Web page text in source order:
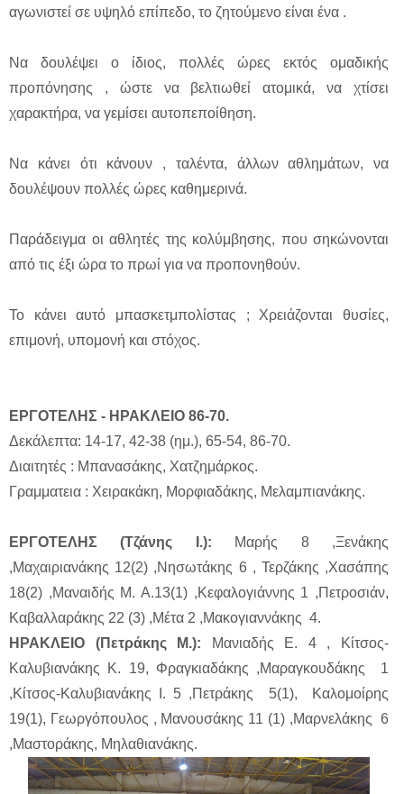
αγωνιστεί σε υψηλό επίπεδο, το ζητούμενο είναι ένα .
Να δουλέψει ο ίδιος, πολλές ώρες εκτός ομαδικής
προπόνησης , ώστε να βελτιωθεί ατομικά, να χτίσει
χαρακτήρα, να γεμίσει αυτοπεποίθηση.
Να κάνει ότι κάνουν , ταλέντα, άλλων αθλημάτων, να
δουλέψουν πολλές ώρες καθημερινά.
Παράδειγμα οι αθλητές της κολύμβησης, που σηκώνονται
από τις έξι ώρα το πρωί για να προπονηθούν.
Το κάνει αυτό μπασκετμπολίστας ; Χρειάζονται θυσίες,
επιμονή, υπομονή και στόχος.
ΕΡΓΟΤΕΛΗΣ - ΗΡΑΚΛΕΙΟ 86-70.
Δεκάλεπτα: 14-17, 42-38 (ημ.), 65-54, 86-70.
Διαιτητές : Μπανασάκης, Χατζημάρκος.
Γραμματεια : Χειρακάκη, Μορφιαδάκης, Μελαμπιανάκης.
ΕΡΓΟΤΕΛΗΣ (Τζάνης Ι.): Μαρής 8 ,Ξενάκης
,Μαχαιριανάκης 12(2) ,Νησωτάκης 6 , Τερζάκης ,Χασάπης
18(2) ,Μαναιδής Μ. Α.13(1) ,Κεφαλογιάννης 1 ,Πετροσιάν,
Καβαλλαράκης 22 (3) ,Μέτα 2 ,Μακογιαννάκης 4.
ΗΡΑΚΛΕΙΟ (Πετράκης Μ.): Μανιαδής Ε. 4 , Κίτσος-
Καλυβιανάκης Κ. 19, Φραγκιαδάκης ,Μαραγκουδάκης 1
,Κίτσος-Καλυβιανάκης Ι. 5 ,Πετράκης 5(1), Καλομοίρης
19(1), Γεωργόπουλος , Μανουσάκης 11 (1) ,Μαρνελάκης 6
,Μαστοράκης, Μηλαθιανάκης.